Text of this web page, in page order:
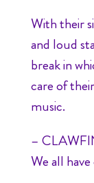
With their
and loud
break in
care of
music.
–
We all